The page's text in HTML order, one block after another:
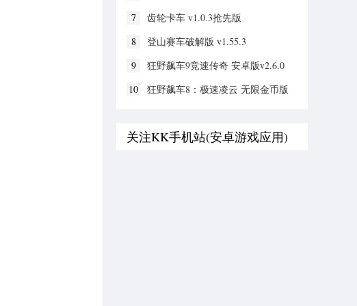
7
齿轮卡车 v1.0.3抢先版
8
登山赛车破解版 v1.55.3
9
狂野飙车9竞速传奇 安卓版v2.6.0
10
狂野飙车8：极速凌云 无限金币版
关注KK手机站(安卓游戏应用)